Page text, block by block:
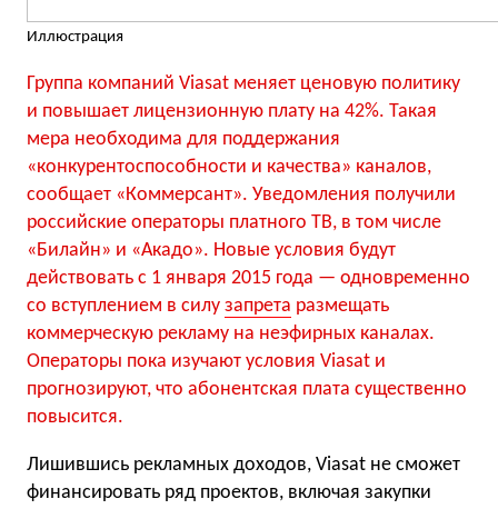
Иллюстрация
Группа компаний Viasat меняет ценовую политику
и повышает лицензионную плату на 42%. Такая
мера необходима для поддержания
«конкурентоспособности и качества» каналов,
сообщает «Коммерсант». Уведомления получили
российские операторы платного ТВ, в том числе
«Билайн» и «Акадо». Новые условия будут
действовать с 1 января 2015 года — одновременно
со вступлением в силу запрета размещать
коммерческую рекламу на неэфирных каналах.
Операторы пока изучают условия Viasat и
прогнозируют, что абонентская плата существенно
повысится.
Лишившись рекламных доходов, Viasat не сможет
финансировать ряд проектов, включая закупки